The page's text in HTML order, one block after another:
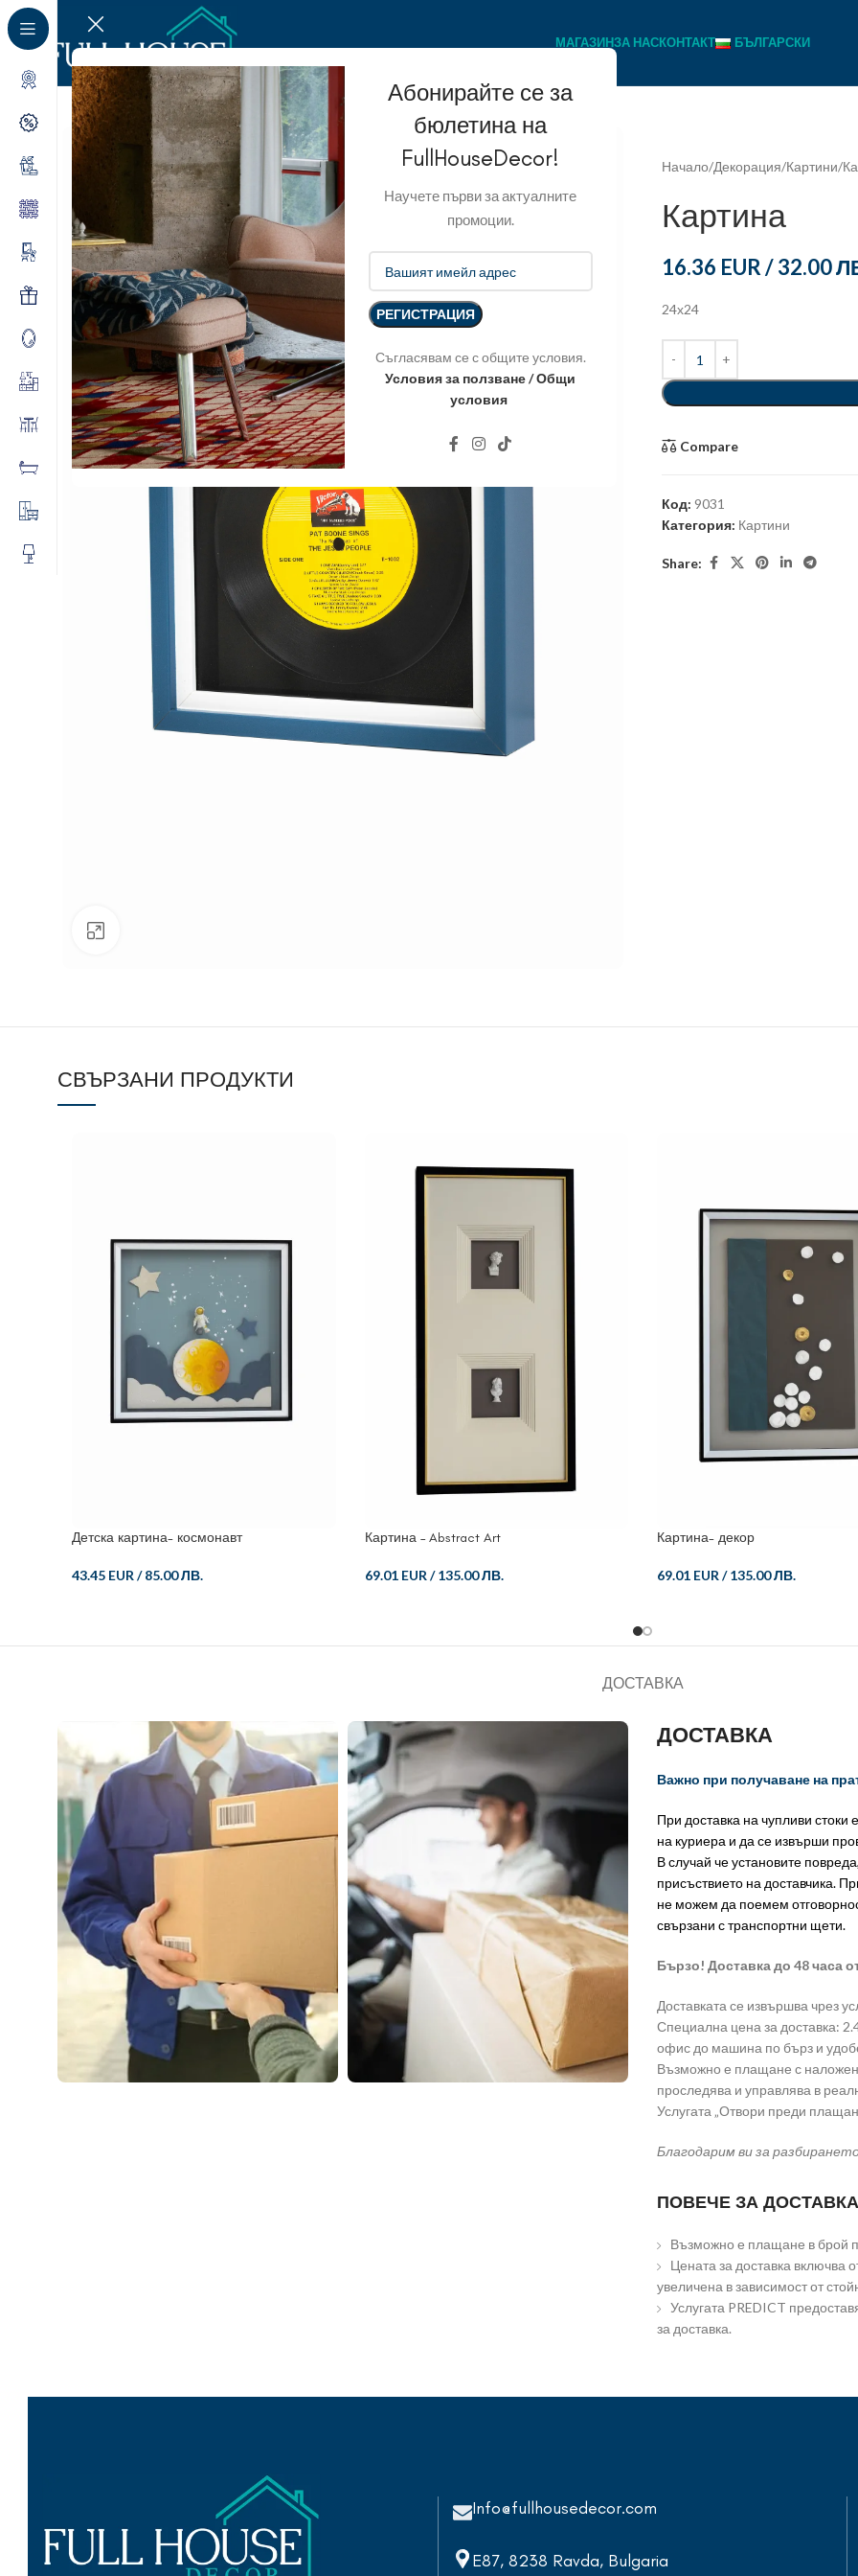
Абонирайте се за
бюлетина на
FullHouseDecor!
Научете първи за актуалните
промоции.
Съгласявам се с общите условия.
Условия за ползване / Общи
условия
МАГАЗИНЗА НАСКОНТАКТ БЪЛГАРСКИ
Начало Декорация Картини
Картина
16.36 EUR/32.00
24х24
Compare
Код: 9031
Категория: Картини
Share:
СВЪРЗАНИ ПРОДУКТИ
Детска картина- космонавт
43.45 EUR /85.00 ЛВ.
Картина – Abstract Art
69.01 EUR /135.00 ЛВ.
Картина- декор
69.01 EUR /135.00 ЛВ.
ДОСТАВКА
ДОСТАВКА
Важно при получаване на
При доставка на чупливи
на куриера и да се извърши
В случай че установите
присъствието на доставчика.
не можем да поемем
свързани с транспортни щети.
Бързо! Доставка до 48 часа
Доставката се извършва чрез
Специална цена за доставка:
офис до машина по бърз и
Възможно е плащане с
проследява и управлява в
Услугата „Отвори преди
Благодарим ви за
ПОВЕЧЕ ЗА
Възможно е плащане в брой
Цената за доставка включва
увеличена в зависимост от
Услугата PREDICT
за доставка.
Info@fullhousedecor.com
E87, 8238 Ravda, Bulgaria